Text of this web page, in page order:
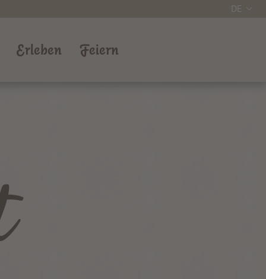
DE
Erleben Feiern